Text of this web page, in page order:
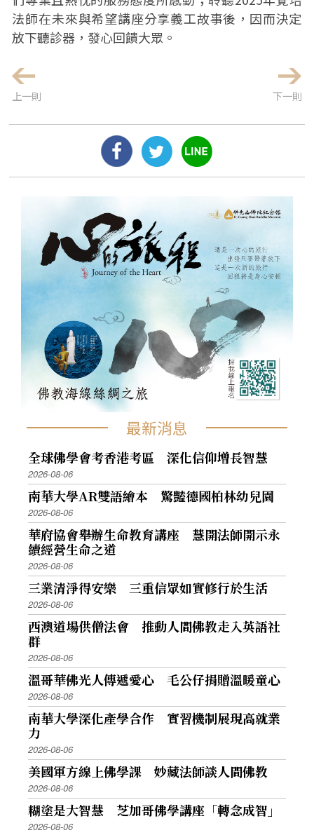
法師在未來與希望講座分享義工故事後，因而決定
放下聽診器，發心回饋大眾。
上一則 下一則
最新消息
全球佛學會考香港考區 深化信仰增長智慧
2026-08-06
南華大學AR雙語繪本 驚豔德國柏林幼兒園
2026-08-06
華府協會舉辦生命教育講座 慧開法師開示永
續經營生命之道
2026-08-06
三業清淨得安樂 三重信眾如實修行於生活
2026-08-06
西澳道場供僧法會 推動人間佛教走入英語社
群
2026-08-06
溫哥華佛光人傳遞愛心 毛公仔捐贈溫暖童心
2026-08-06
南華大學深化產學合作 實習機制展現高就業
力
2026-08-06
美國軍方線上佛學課 妙藏法師談人間佛教
2026-08-06
糊塗是大智慧 芝加哥佛學講座「轉念成智」
2026-08-06